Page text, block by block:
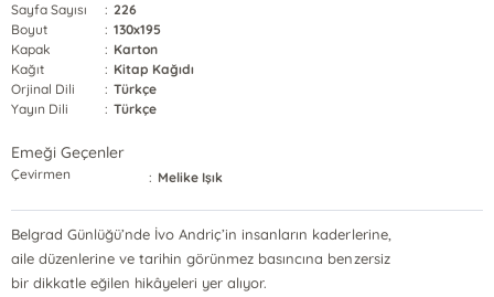
Sayfa Sayısı
: 226
Boyut
: 130x195
Kapak
: Karton
Kağıt
: Kitap Kağıdı
Orjinal Dili
: Türkçe
Yayın Dili
: Türkçe
Emeği Geçenler
Çevirmen : Melike Işık
Belgrad Günlüğü’nde İvo Andriç’in insanların kaderlerine,
aile düzenlerine ve tarihin görünmez basıncına benzersiz
bir dikkatle eğilen hikâyeleri yer alıyor.